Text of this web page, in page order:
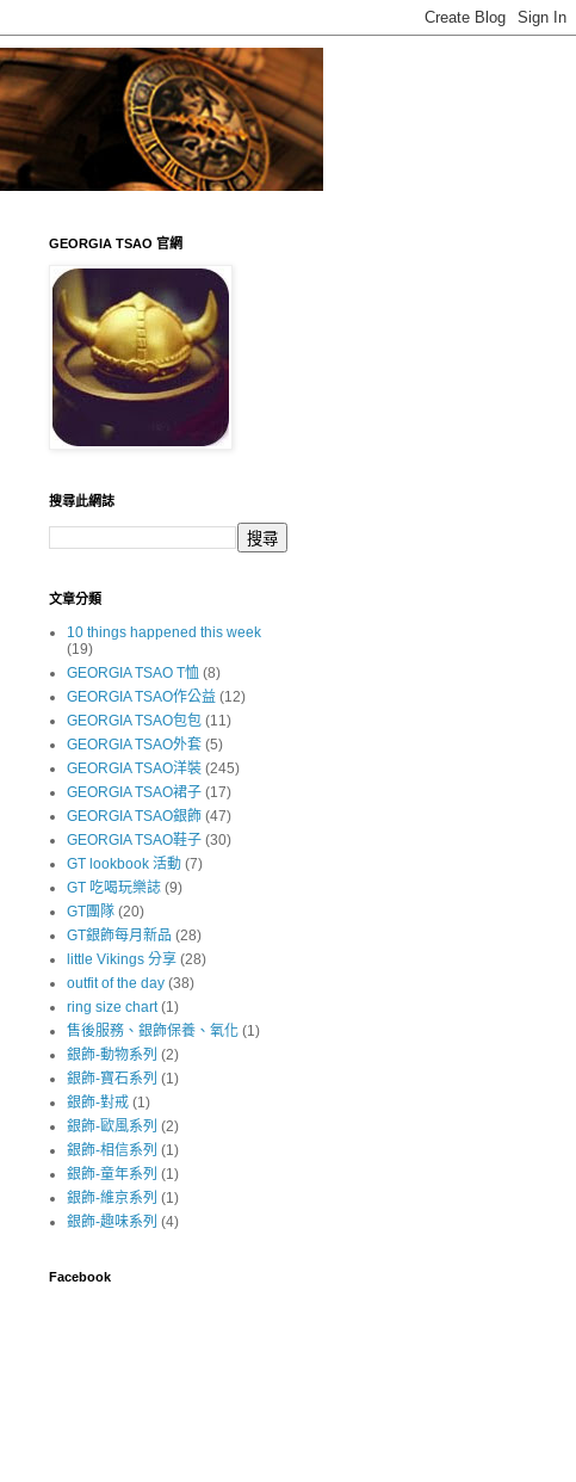
GEORGIA TSAO 官網
搜尋此網誌
文章分類
10 things happened this week
(19)
GEORGIA TSAO T恤 (8)
GEORGIA TSAO作公益 (12)
GEORGIA TSAO包包 (11)
GEORGIA TSAO外套 (5)
GEORGIA TSAO洋裝 (245)
GEORGIA TSAO裙子 (17)
GEORGIA TSAO銀飾 (47)
GEORGIA TSAO鞋子 (30)
GT lookbook 活動 (7)
GT 吃喝玩樂誌 (9)
GT團隊 (20)
GT銀飾每月新品 (28)
little Vikings 分享 (28)
outfit of the day (38)
ring size chart (1)
售後服務、銀飾保養、氧化 (1)
銀飾-動物系列 (2)
銀飾-寶石系列 (1)
銀飾-對戒 (1)
銀飾-歐風系列 (2)
銀飾-相信系列 (1)
銀飾-童年系列 (1)
銀飾-維京系列 (1)
銀飾-趣味系列 (4)
Facebook